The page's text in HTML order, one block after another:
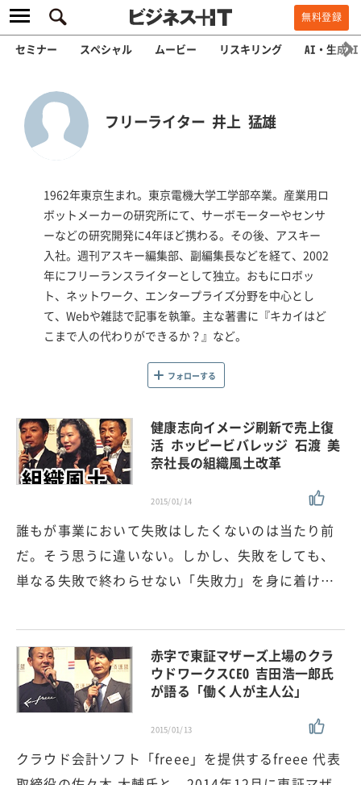
無料登録
セミナー スペシャル ムービー リスキリング AI・生成AI
フリーライター 井上 猛雄
1962年東京生まれ。東京電機大学工学部卒業。産業用ロ
ボットメーカーの研究所にて、サーボモーターやセンサ
ーなどの研究開発に4年ほど携わる。その後、アスキー
入社。週刊アスキー編集部、副編集長などを経て、2002
年にフリーランスライターとして独立。おもにロボッ
ト、ネットワーク、エンタープライズ分野を中心とし
て、Webや雑誌で記事を執筆。主な著書に『キカイはど
こまで人の代わりができるか？』など。
フォローする
健康志向イメージ刷新で売上復
活 ホッピービバレッジ 石渡 美
奈社長の組織風土改革
2015/01/14
誰もが事業において失敗はしたくないのは当たり前
だ。そう思うに違いない。しかし、失敗をしても、
単なる失敗で終わらせない「失敗力」を身に着け…
赤字で東証マザーズ上場のクラ
ウドワークスCEO 吉田浩一郎氏
が語る「働く人が主人公」
2015/01/13
クラウド会計ソフト「freee」を提供するfreee 代表